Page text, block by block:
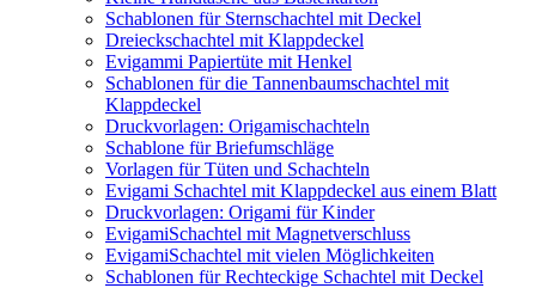
Schablonen für Sternschachtel mit Deckel
Dreieckschachtel mit Klappdeckel
Evigammi Papiertüte mit Henkel
Schablonen für die Tannenbaumschachtel mit
Klappdeckel
Druckvorlagen: Origamischachteln
Schablone für Briefumschläge
Vorlagen für Tüten und Schachteln
Evigami Schachtel mit Klappdeckel aus einem Blatt
Druckvorlagen: Origami für Kinder
EvigamiSchachtel mit Magnetverschluss
EvigamiSchachtel mit vielen Möglichkeiten
Schablonen für Rechteckige Schachtel mit Deckel